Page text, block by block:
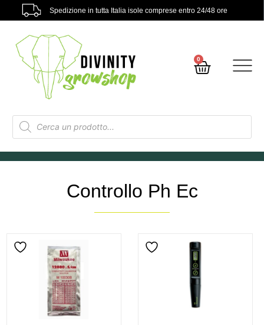
Spedizione in tutta Italia isole comprese entro 24/48 ore
0
Controllo Ph Ec